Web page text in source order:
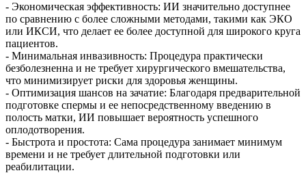
- Экономическая эффективность: ИИ значительно доступнее
по сравнению с более сложными методами, такими как ЭКО
или ИКСИ, что делает ее более доступной для широкого круга
пациентов.
- Минимальная инвазивность: Процедура практически
безболезненна и не требует хирургического вмешательства,
что минимизирует риски для здоровья женщины.
- Оптимизация шансов на зачатие: Благодаря предварительной
подготовке спермы и ее непосредственному введению в
полость матки, ИИ повышает вероятность успешного
оплодотворения.
- Быстрота и простота: Сама процедура занимает минимум
времени и не требует длительной подготовки или
реабилитации.